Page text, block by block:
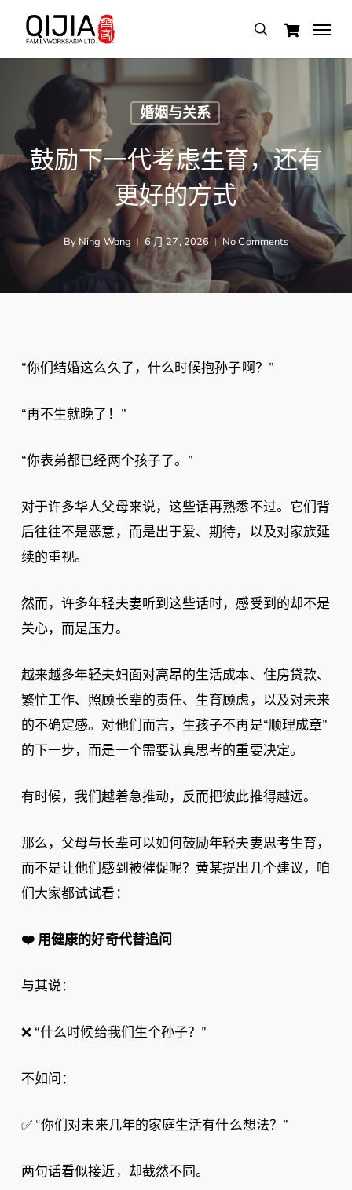
main
content
search
Menu
婚姻与关系
鼓励下一代考虑生育，还有
更好的方式
By Ning Wong 6 月 27, 2026 No Comments
“你们结婚这么久了，什么时候抱孙子啊？”
“再不生就晚了！”
“你表弟都已经两个孩子了。”
对于许多华人父母来说，这些话再熟悉不过。它们背
后往往不是恶意，而是出于爱、期待，以及对家族延
续的重视。
然而，许多年轻夫妻听到这些话时，感受到的却不是
关心，而是压力。
越来越多年轻夫妇面对高昂的生活成本、住房贷款、
繁忙工作、照顾长辈的责任、生育顾虑，以及对未来
的不确定感。对他们而言，生孩子不再是“顺理成章”
的下一步，而是一个需要认真思考的重要决定。
有时候，我们越着急推动，反而把彼此推得越远。
那么，父母与长辈可以如何鼓励年轻夫妻思考生育，
而不是让他们感到被催促呢？黄某提出几个建议，咱
们大家都试试看：
❤️用健康的好奇代替追问
与其说：
❌ “什么时候给我们生个孙子？”
不如问：
✅ “你们对未来几年的家庭生活有什么想法？”
两句话看似接近，却截然不同。